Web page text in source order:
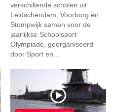
verschillende scholen uit
Leidschendam, Voorburg én
Stompwijk samen voor de
jaarlijkse Schoolsport
Olympiade, georganiseerd
door Sport en...